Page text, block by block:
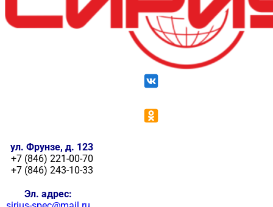
ул. Фрунзе, д. 123
+7 (846) 221-00-70
+7 (846) 243-10-33
Эл. адрес: